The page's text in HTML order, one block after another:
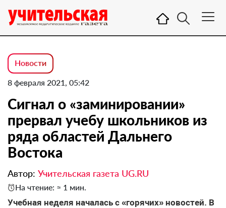
Новости
8 февраля 2021, 05:42
Сигнал о «заминировании»
прервал учебу школьников из
ряда областей Дальнего
Востока
Автор: Учительская газета UG.RU
На чтение: ≈ 1 мин.
Учебная неделя началась с «горячих» новостей. В